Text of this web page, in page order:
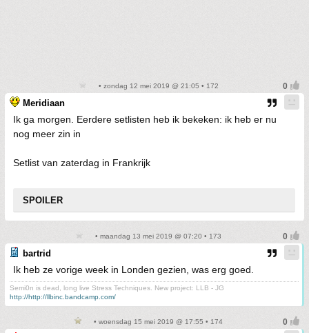
• zondag 12 mei 2019 @ 21:05 • 172
Meridiaan
Ik ga morgen. Eerdere setlisten heb ik bekeken: ik heb er nu
nog meer zin in
Setlist van zaterdag in Frankrijk
SPOILER
• maandag 13 mei 2019 @ 07:20 • 173
bartrid
Ik heb ze vorige week in Londen gezien, was erg goed.
Semi0n is dead, long live Stress Techniques. New project: LLB - JG
http://http://llbinc.bandcamp.com/
• woensdag 15 mei 2019 @ 17:55 • 174